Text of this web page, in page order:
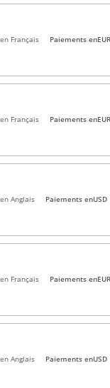
Français Paiements enEUR
Français Paiements enEUR
Anglais Paiements enUSD
Français Paiements enEUR
Anglais Paiements enUSD